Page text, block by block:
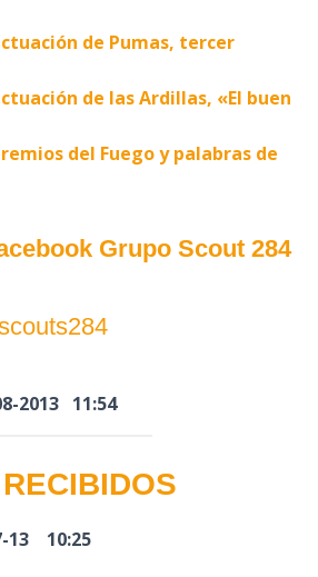
de Pumas, tercer
de las Ardillas, «El buen
del Fuego y palabras de
Grupo Scout 284
2013 11:54
13 10:25